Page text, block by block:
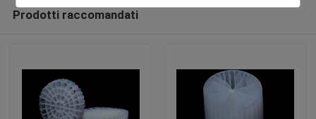
Prodotti raccomandati